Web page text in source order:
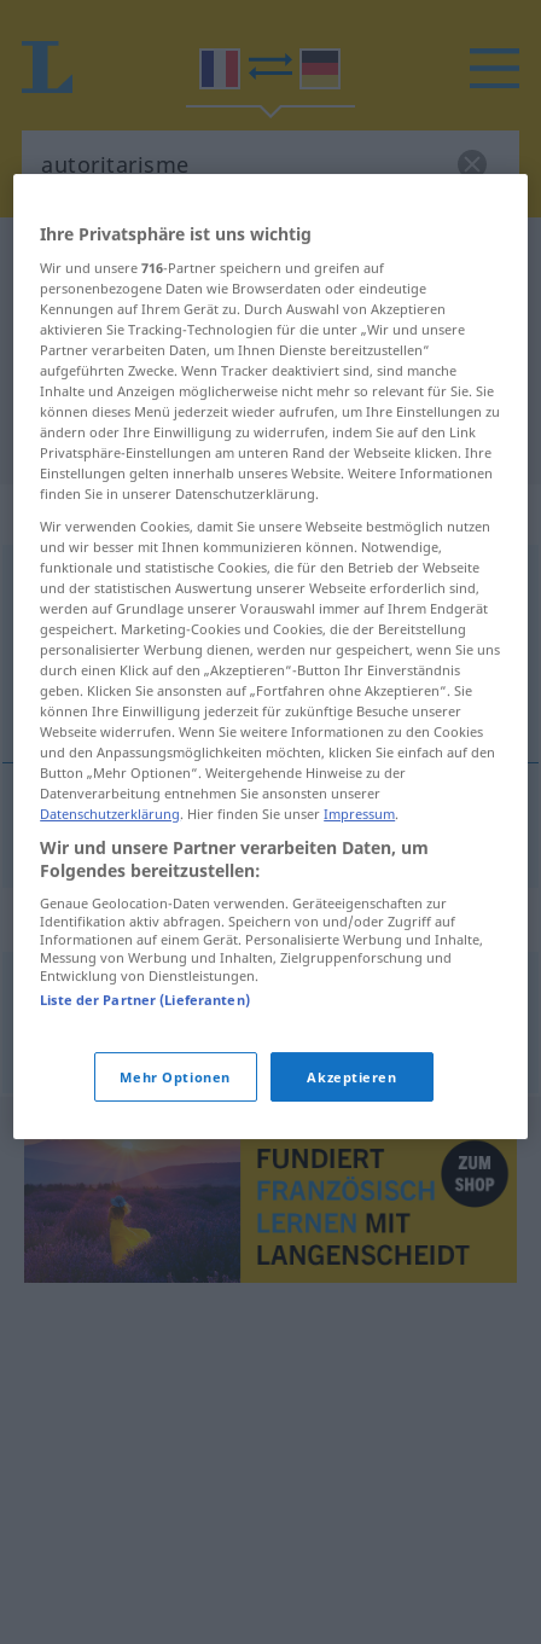
Französisch-Deutsch Übersetzung
für "autoritarisme"
"autoritarisme" Deutsch
Übersetzung
„autoritarisme“ : masculin
autoritarisme [ɔtɔʀitaʀism]m
Übersicht aller Übersetzungen
(Für mehr Details die Übersetzung anklicken/antippen)
Autoritätsanspruch
Autoritätsanspruch autoritarisme
Synonyme für "autoritarisme"
absolutisme,autocratie,dictature
© myThes Dicollecte
Ihre Privatsphäre ist uns wichtig
Wir und unsere716-Partner speichern und greifen auf
personenbezogene Daten wie Browserdaten oder eindeutige
Kennungen auf Ihrem Gerät zu. Durch Auswahl von Akzeptieren
aktivieren Sie Tracking-Technologien für die unter „Wir und unsere
Partner verarbeiten Daten, um Ihnen Dienste bereitzustellen“
aufgeführten Zwecke. Wenn Tracker deaktiviert sind, sind manche
Inhalte und Anzeigen möglicherweise nicht mehr so relevant für Sie. Sie
können dieses Menü jederzeit wieder aufrufen, um Ihre Einstellungen zu
ändern oder Ihre Einwilligung zu widerrufen, indem Sie auf den Link
Privatsphäre-Einstellungen am unteren Rand der Webseite klicken. Ihre
Einstellungen gelten innerhalb unseres Website. Weitere Informationen
finden Sie in unserer Datenschutzerklärung.
Wir verwenden Cookies, damit Sie unsere Webseite bestmöglich nutzen
und wir besser mit Ihnen kommunizieren können. Notwendige,
funktionale und statistische Cookies, die für den Betrieb der Webseite
und der statistischen Auswertung unserer Webseite erforderlich sind,
werden auf Grundlage unserer Vorauswahl immer auf Ihrem Endgerät
gespeichert. Marketing-Cookies und Cookies, die der Bereitstellung
personalisierter Werbung dienen, werden nur gespeichert, wenn Sie uns
durch einen Klick auf den „Akzeptieren“-Button Ihr Einverständnis
geben. Klicken Sie ansonsten auf „Fortfahren ohne Akzeptieren“. Sie
können Ihre Einwilligung jederzeit für zukünftige Besuche unserer
Webseite widerrufen. Wenn Sie weitere Informationen zu den Cookies
und den Anpassungsmöglichkeiten möchten, klicken Sie einfach auf den
Button „Mehr Optionen“. Weitergehende Hinweise zu der
Datenverarbeitung entnehmen Sie ansonsten unserer
Datenschutzerklärung. Hier finden Sie unserImpressum.
Wir und unsere Partner verarbeiten Daten, um
Folgendes bereitzustellen:
Genaue Geolocation-Daten verwenden. Geräteeigenschaften zur
Identifikation aktiv abfragen. Speichern von und/oder Zugriff auf
Informationen auf einem Gerät. Personalisierte Werbung und Inhalte,
Messung von Werbung und Inhalten, Zielgruppenforschung und
Entwicklung von Dienstleistungen.
Liste der Partner (Lieferanten)
Mehr Optionen Akzeptieren